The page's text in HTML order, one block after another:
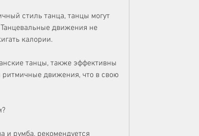
стиль танца, танцы могут
движения не
калории.
танцы, также эффективны
движения, что в свою